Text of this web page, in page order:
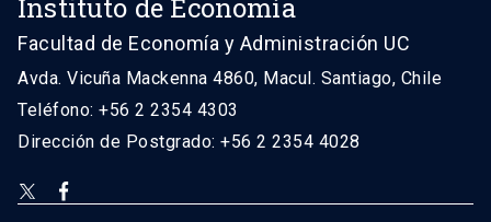
Instituto de Economía
Facultad de Economía y Administración UC
Avda. Vicuña Mackenna 4860, Macul. Santiago, Chile
Teléfono: +56 2 2354 4303
Dirección de Postgrado: +56 2 2354 4028